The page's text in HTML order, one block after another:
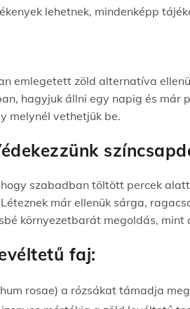
lehetnek, mindenképp
emlegetett zöld alternatíva
hagyjuk állni egy napig és már
melynél vethetjük be.
szabadban töltött percek
már ellenük sárga,
környezetbarát megoldás,
faj:
rosae) a rózsákat támadja